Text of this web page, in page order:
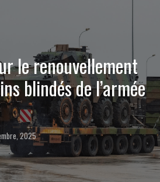
le renouvellement
blindés de l’armée
2025